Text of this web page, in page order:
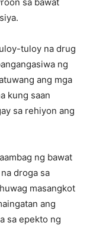
sa bawat
tuloy na drug
ng
ang mga
kung saan
sa rehiyon ang
ng bawat
droga sa
masangkot
ang
sa epekto ng